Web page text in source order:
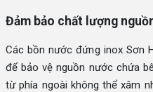
Đảm bảo chất lượng
Các bồn nước đứng inox Sơn
để bảo vệ nguồn nước chứa
từ phía ngoài không thể xâm